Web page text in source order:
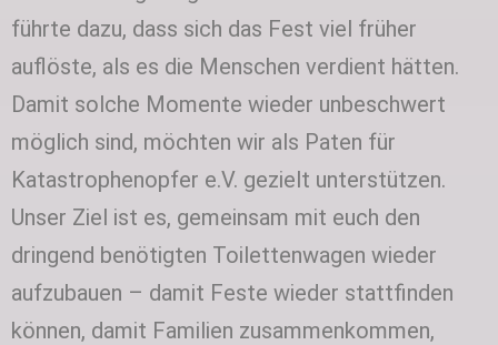
führte dazu, dass sich das Fest viel früher
auflöste, als es die Menschen verdient hätten.
Damit solche Momente wieder unbeschwert
möglich sind, möchten wir als Paten für
Katastrophenopfer e.V. gezielt unterstützen.
Unser Ziel ist es, gemeinsam mit euch den
dringend benötigten Toilettenwagen wieder
aufzubauen – damit Feste wieder stattfinden
können, damit Familien zusammenkommen,